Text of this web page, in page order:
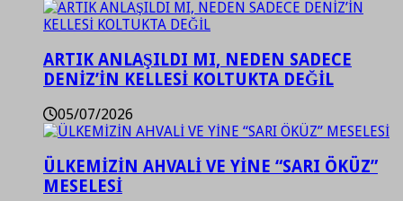
ARTIK ANLAŞILDI MI, NEDEN SADECE
DENİZ’İN KELLESİ KOLTUKTA DEĞİL
05/07/2026
ÜLKEMİZİN AHVALİ VE YİNE “SARI ÖKÜZ”
MESELESİ